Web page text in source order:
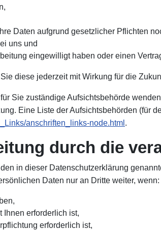
Daten aufgrund gesetzlicher Pflichten
uns und
eingewilligt haben oder einen
diese jederzeit mit Wirkung für die
Sie zuständige Aufsichtsbehörde
Eine Liste der Aufsichtsbehörden (für
anschriften_links-node.html .
durch die
in dieser Datenschutzerklärung
Daten nur an Dritte weiter, wenn:
Ihnen erforderlich ist,
erforderlich ist,